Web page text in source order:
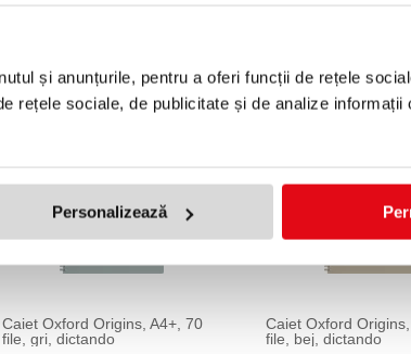
și anunțurile, pentru a oferi funcții de rețele
rețele sociale, de publicitate și de analize
Personalizează
Caiet Oxford Origins, A4+, 70
file, gri, dictando
Caiet Oxford
file, bej, dictando